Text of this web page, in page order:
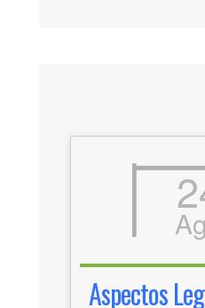
Aspectos